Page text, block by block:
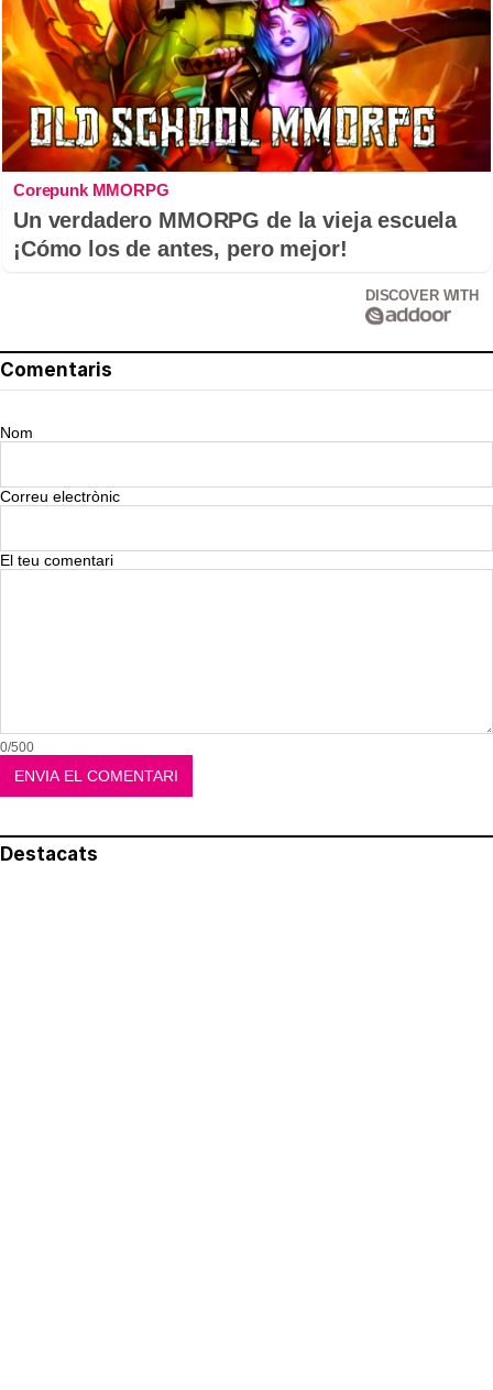
Corepunk MMORPG
Un verdadero MMORPG de la vieja escuela
¡Cómo los de antes, pero mejor!
DISCOVER WITH
Comentaris
Nom
Correu electrònic
El teu comentari
0/500
Destacats